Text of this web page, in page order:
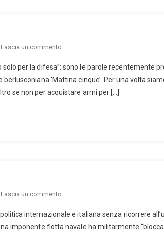
Lascia un commento
le
armi
diventassero
solo per la difesa”: sono le parole recentemente
‘Mattina cinque’. Per una volta
se non per acquistare armi per […]
Lascia un commento
è
nudo!”
internazionale e italiana senza ricorrere
imponente flotta navale ha militarmente